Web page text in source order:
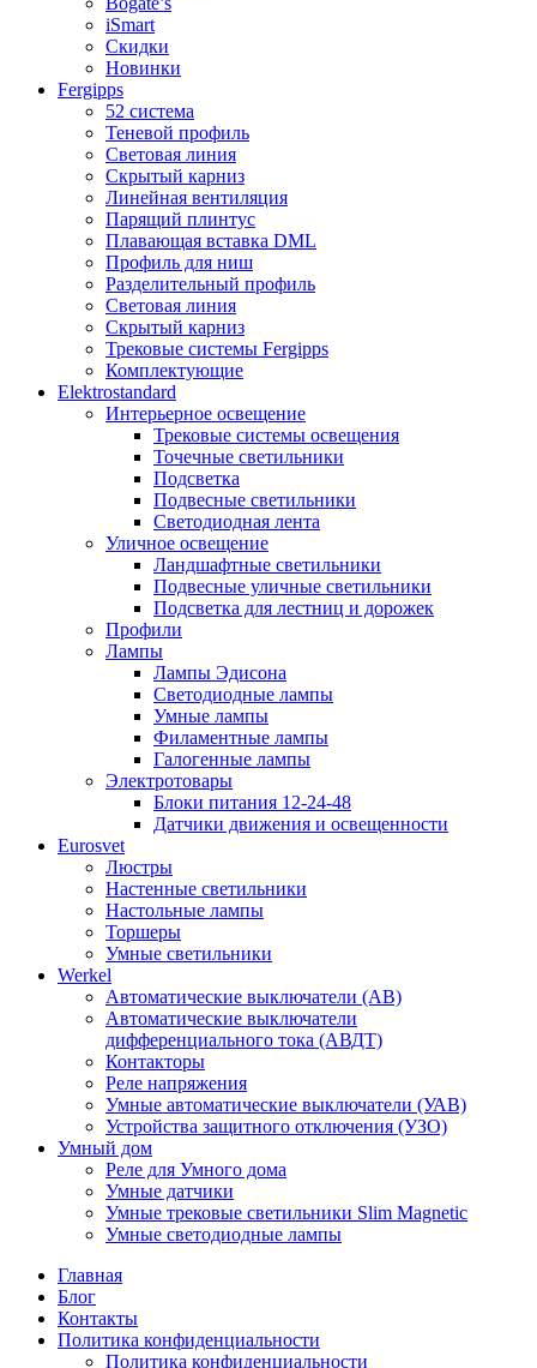
iSmart
Скидки
Новинки
Fergipps
52 система
Теневой профиль
Световая линия
Скрытый карниз
Линейная вентиляция
Парящий плинтус
Плавающая вставка DML
Профиль для ниш
Разделительный профиль
Световая линия
Скрытый карниз
Трековые системы Fergipps
Комплектующие
Elektrostandard
Интерьерное освещение
Трековые системы освещения
Точечные светильники
Подсветка
Подвесные светильники
Светодиодная лента
Уличное освещение
Ландшафтные светильники
Подвесные уличные светильники
Подсветка для лестниц и дорожек
Профили
Лампы
Лампы Эдисона
Светодиодные лампы
Умные лампы
Филаментные лампы
Галогенные лампы
Электротовары
Блоки питания 12-24-48
Датчики движения и освещенности
Eurosvet
Люстры
Настенные светильники
Настольные лампы
Торшеры
Умные светильники
Werkel
Автоматические выключатели (АВ)
Автоматические выключатели
дифференциального тока (АВДТ)
Контакторы
Реле напряжения
Умные автоматические выключатели (УАВ)
Устройства защитного отключения (УЗО)
Умный дом
Реле для Умного дома
Умные датчики
Умные трековые светильники Slim Magnetic
Умные светодиодные лампы
Главная
Блог
Контакты
Политика конфиденциальности
Политика конфиденциальности